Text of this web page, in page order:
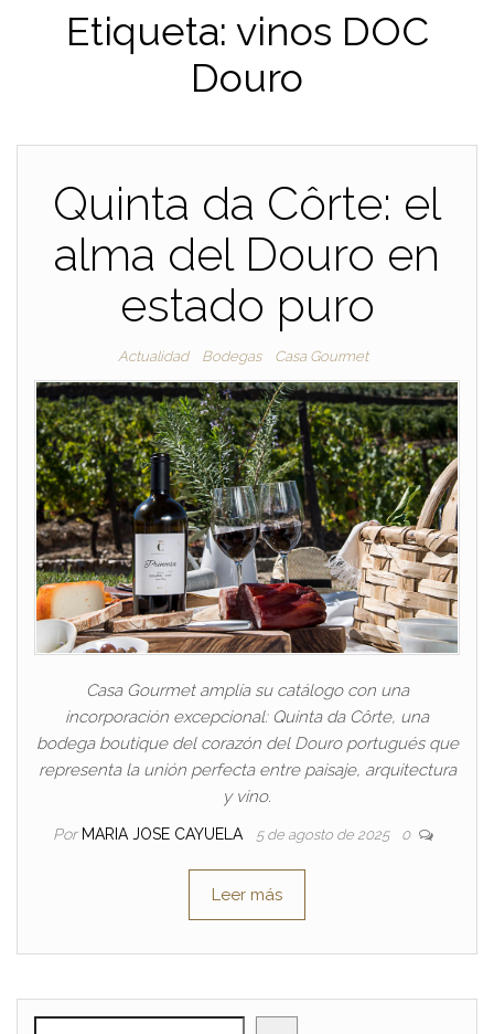
Etiqueta: vinos DOC
Douro
Quinta da Côrte: el
alma del Douro en
estado puro
Actualidad Bodegas Casa Gourmet
Casa Gourmet amplía su catálogo con una
incorporación excepcional: Quinta da Côrte, una
bodega boutique del corazón del Douro portugués que
representa la unión perfecta entre paisaje, arquitectura
y vino.
Por MARIA JOSE CAYUELA 5 de agosto de 2025 0
Leer más